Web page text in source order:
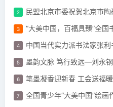
民盟北京市委祝贺北京市
“大美中国，百福具臻”全国
中国当代实力派书法家张
墨韵文脉 笃行致远—刘永
全国青少年“大美中国”绘画